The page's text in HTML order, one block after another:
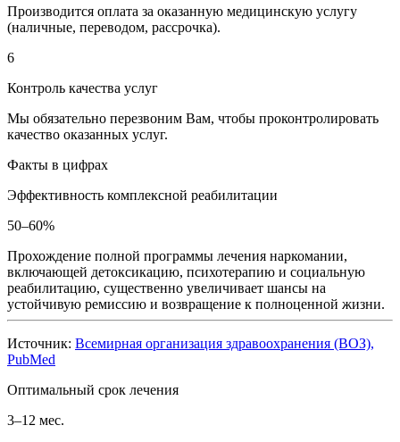
Производится оплата за оказанную медицинскую услугу
(наличные, переводом, рассрочка).
6
Контроль качества услуг
Мы обязательно перезвоним Вам, чтобы проконтролировать
качество оказанных услуг.
Факты в цифрах
Эффективность комплексной реабилитации
50–60%
Прохождение полной программы лечения наркомании,
включающей детоксикацию, психотерапию и социальную
реабилитацию, существенно увеличивает шансы на
устойчивую ремиссию и возвращение к полноценной жизни.
Источник: Всемирная организация здравоохранения (ВОЗ),
PubMed
Оптимальный срок лечения
3–12 мес.